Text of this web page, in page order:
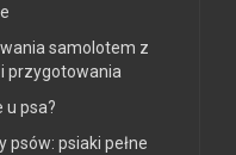
samolotem z
przygotowania
u psa?
psów: psiaki pełne